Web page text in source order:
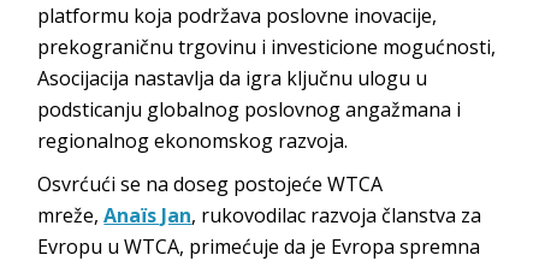
platformu koja podržava poslovne inovacije,
prekograničnu trgovinu i investicione mogućnosti,
Asocijacija nastavlja da igra ključnu ulogu u
podsticanju globalnog poslovnog angažmana i
regionalnog ekonomskog razvoja.
Osvrćući se na doseg postojeće WTCA
mreže,Anaïs Jan, rukovodilac razvoja članstva za
Evropu u WTCA, primećuje da je Evropa spremna